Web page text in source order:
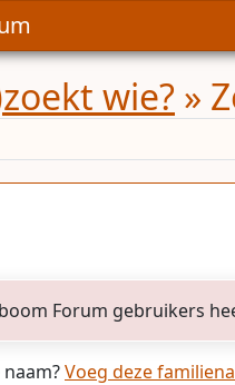
wie? »
Forum gebruikers
Voeg deze